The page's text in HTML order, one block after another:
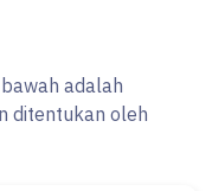
adalah
ditentukan oleh